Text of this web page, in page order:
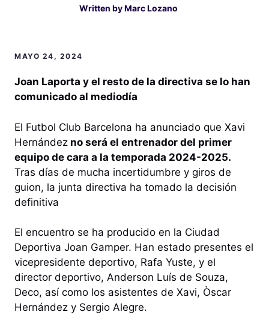
Written byMarc Lozano
MAYO 24, 2024
Joan Laporta y el resto de la directiva se lo han
comunicado al mediodía
El Futbol Club Barcelona ha anunciado que Xavi
Hernández no será el entrenador del primer
equipo de cara a la temporada 2024-2025.
Tras días de mucha incertidumbre y giros de
guion, la junta directiva ha tomado la decisión
definitiva
El encuentro se ha producido en la Ciudad
Deportiva Joan Gamper. Han estado presentes el
vicepresidente deportivo, Rafa Yuste, y el
director deportivo, Anderson Luís de Souza,
Deco, así como los asistentes de Xavi, Òscar
Hernández y Sergio Alegre.